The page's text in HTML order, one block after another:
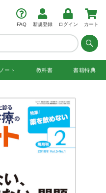
FAQ 新規登録 ログイン カート
ノート 教科書 書籍特典